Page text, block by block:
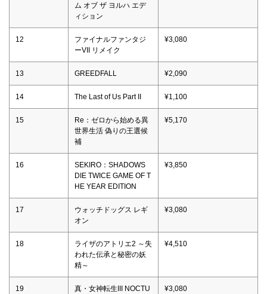
ム オブ ザ ヨルハ エデ
ィション
12
ファイナルファンタジ
ーVII リメイク
¥3,080
13 GREEDFALL ¥2,090
14 The Last of Us Part II ¥1,100
15
Re：ゼロから始める異
世界生活 偽りの王選候
補
¥5,170
16
SEKIRO：SHADOWS
DIE TWICE GAME OF T
HE YEAR EDITION
¥3,850
17
ウォッチドッグス レギ
オン
¥3,080
18
ライザのアトリエ2 ～失
われた伝承と秘密の妖
精～
¥4,510
19
真・女神転生III NOCTU
¥3,080